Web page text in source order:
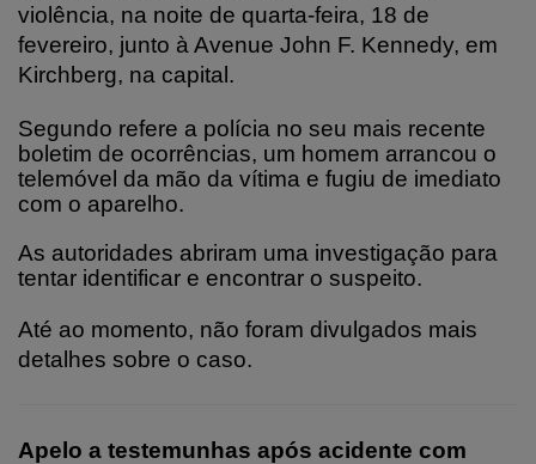
violência, na noite de quarta-feira, 18 de
fevereiro, junto à Avenue John F. Kennedy, em
Kirchberg, na capital.
Segundo refere a polícia no seu mais recente
boletim de ocorrências, um homem arrancou o
telemóvel da mão da vítima e fugiu de imediato
com o aparelho.
As autoridades abriram uma investigação para
tentar identificar e encontrar o suspeito.
Até ao momento, não foram divulgados mais
detalhes sobre o caso.
Apelo a testemunhas após acidente com